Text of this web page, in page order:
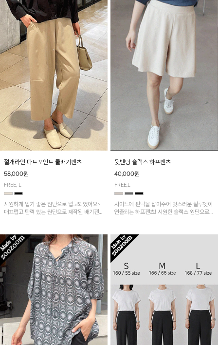
절개라인 다트포인트 쿨배기팬츠
58,000원
FREE, L
시원하게 입기 좋은 원단으로 입고되었어요~
매끄럽고 탄력 있는 원단으로 제작된 배기팬츠
뒷밴딩 슬랙스 하프팬츠
40,000원
FREE,L
사이드에 핀턱을 잡아주어 멋스러운 실루엣이
연출되는 하프팬츠! 시원한 슬랙스 원단으로